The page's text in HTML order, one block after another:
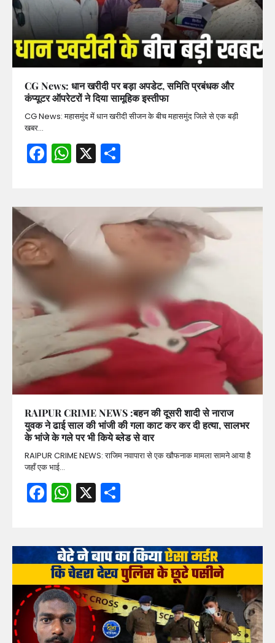
CG News: धान खरीदी पर बड़ा अपडेट, समिति प्रबंधक और
कंप्यूटर ऑपरेटरों ने दिया सामूहिक इस्तीफा
CG News: महासमुंद में धान खरीदी सीजन के बीच महासमुंद जिले से एक बड़ी
खबर…
Facebook
WhatsApp
X
RAIPUR CRIME NEWS :बहन की दूसरी शादी से नाराज
युवक ने ढाई साल की भांजी की गला काट कर कर दी हत्या, सालभर
के भांजे के गले पर भी किये ब्लेड से वार
RAIPUR CRIME NEWS: राजिम नवापारा से एक खौफनाक मामला सामने आया है
जहाँ एक भाई…
Facebook
WhatsApp
X